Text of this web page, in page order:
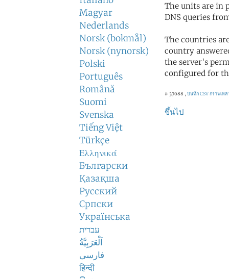
Magyar
Nederlands
Norsk (bokmål)
Norsk (nynorsk)
Polski
Português
Română
Suomi
Svenska
Tiếng Việt
Türkçe
Ελληνικά
Български
Қазақша
Русский
Српски
Українська
עברית
اَلْعَرَبِيَّةُ
فارسی
हिन्दी
The units are in
DNS queries
The countries
country
the server's
configured for
# 37088 , บันทึก CSVกราฟเหล่
ขึ้นไป